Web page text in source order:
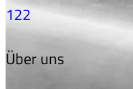
122
Über uns